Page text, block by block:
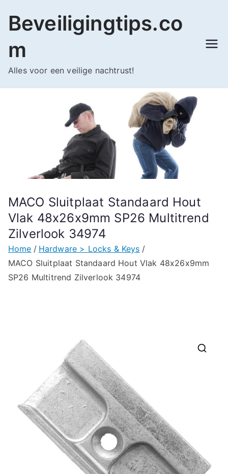
naar
inhoud
Beveiligingtips.co
m
Alles voor een veilige nachtrust!
MACO Sluitplaat Standaard Hout
Vlak 48x26x9mm SP26 Multitrend
Zilverlook 34974
Home
Hardware > Locks & Keys
MACO Sluitplaat Standaard Hout Vlak 48x26x9mm
SP26 Multitrend Zilverlook 34974